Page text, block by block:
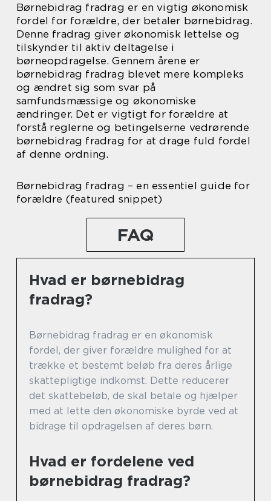
Børnebidrag fradrag er en vigtig økonomisk
fordel for forældre, der betaler børnebidrag.
Denne fradrag giver økonomisk lettelse og
tilskynder til aktiv deltagelse i
børneopdragelse. Gennem årene er
børnebidrag fradrag blevet mere kompleks
og ændret sig som svar på
samfundsmæssige og økonomiske
ændringer. Det er vigtigt for forældre at
forstå reglerne og betingelserne vedrørende
børnebidrag fradrag for at drage fuld fordel
af denne ordning.
Børnebidrag fradrag – en essentiel guide for
forældre (featured snippet)
FAQ
Hvad er børnebidrag
fradrag?
Børnebidrag fradrag er en økonomisk
fordel, der giver forældre mulighed for at
trække et bestemt beløb fra deres årlige
skattepligtige indkomst. Dette reducerer
det skattebeløb, de skal betale og hjælper
med at lette den økonomiske byrde ved at
bidrage til opdragelsen af deres børn.
Hvad er fordelene ved
børnebidrag fradrag?